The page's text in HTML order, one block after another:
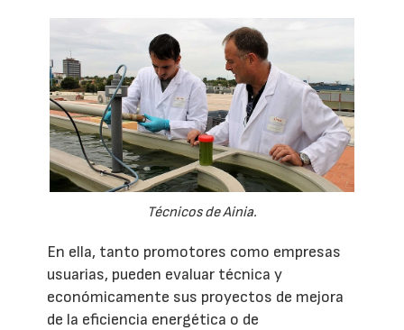
Técnicos de Ainia.
En ella, tanto promotores como empresas
usuarias, pueden evaluar técnica y
económicamente sus proyectos de mejora
de la eficiencia energética o de